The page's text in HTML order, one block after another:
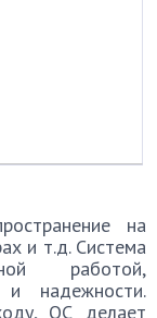
на
и т.д. Система
работой,
и надежности.
ОС делает